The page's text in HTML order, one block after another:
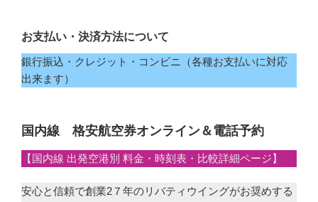
お支払い・決済方法について
銀行振込・クレジット・コンビニ（各種お支払いに対応
出来ます）
国内線 格安航空券オンライン＆電話予約
【国内線 出発空港別 料金・時刻表・比較詳細ページ】
安心と信頼で創業2７年のリバティウイングがお奨めする